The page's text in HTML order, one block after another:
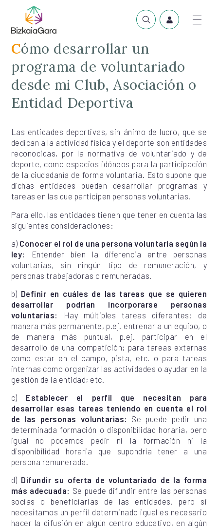
Cómo desarrollar un
programa de voluntariado
desde mi Club, Asociación o
Entidad Deportiva
Las entidades deportivas, sin ánimo de lucro, que se
dedican a la actividad física y el deporte son entidades
reconocidas, por la normativa de voluntariado y de
deporte, como espacios idóneos para la participación
de la ciudadanía de forma voluntaria. Esto supone que
dichas entidades pueden desarrollar programas y
tareas en las que participen personas voluntarias.
Para ello, las entidades tienen que tener en cuenta las
siguientes consideraciones:
a) Conocer el rol de una persona voluntaria según la
ley:
Entender bien la diferencia entre personas
voluntarias, sin ningún tipo de remuneración, y
personas trabajadoras o remuneradas.
b) Definir en cuáles de las tareas que se quieren
desarrollar podrían incorporarse personas
voluntarias:
Hay múltiples tareas diferentes: de
manera más permanente, p.ej. entrenar a un equipo, o
de manera más puntual, p.ej. participar en el
desarrollo de una competición; para tareas externas
como estar en el campo, pista, etc. o para tareas
internas como organizar las actividades o ayudar en la
gestión de la entidad; etc.
c) Establecer el perfil que necesitan para
desarrollar esas tareas teniendo en cuenta el rol
de las personas voluntarias: Se puede pedir una
determinada formación o disponibilidad horaria, pero
igual no podemos pedir ni la formación ni la
disponibilidad horaria que supondría tener a una
persona remunerada.
d) Difundir su oferta de voluntariado de la forma
más adecuada: Se puede difundir entre las personas
socias o beneficiarias de las entidades, pero si
necesitamos un perfil determinado igual es necesario
hacer la difusión en algún centro educativo, en algún